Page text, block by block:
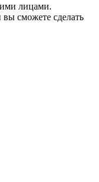
лицами.
вы сможете сделать